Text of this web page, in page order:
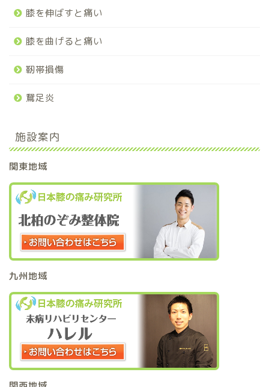
膝を伸ばすと痛い
膝を曲げると痛い
靭帯損傷
鵞足炎
施設案内
関東地域
九州地域